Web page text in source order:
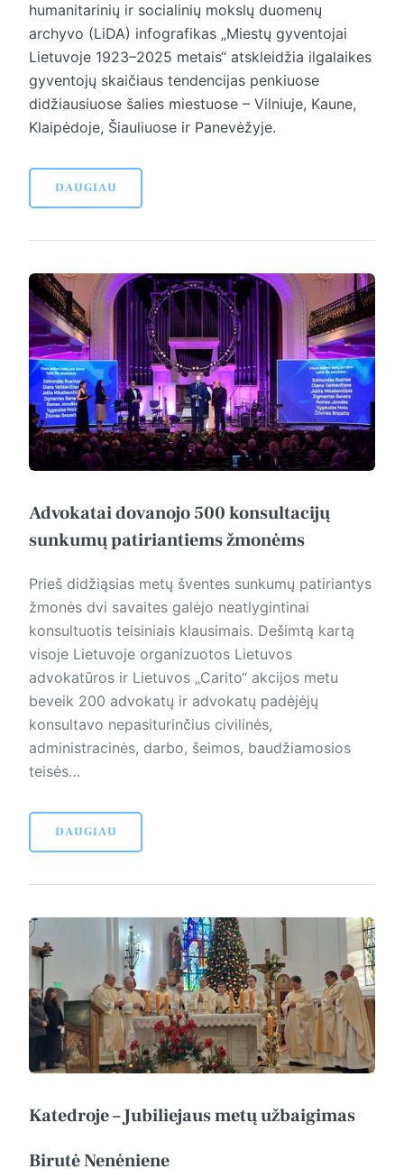
humanitarinių ir socialinių mokslų duomenų
archyvo (LiDA) infografikas „Miestų gyventojai
Lietuvoje 1923–2025 metais“ atskleidžia ilgalaikes
gyventojų skaičiaus tendencijas penkiuose
didžiausiuose šalies miestuose – Vilniuje, Kaune,
Klaipėdoje, Šiauliuose ir Panevėžyje.
DAUGIAU
Advokatai dovanojo 500 konsultacijų
sunkumų patiriantiems žmonėms
Prieš didžiąsias metų šventes sunkumų patiriantys
žmonės dvi savaites galėjo neatlygintinai
konsultuotis teisiniais klausimais. Dešimtą kartą
visoje Lietuvoje organizuotos Lietuvos
advokatūros ir Lietuvos „Carito“ akcijos metu
beveik 200 advokatų ir advokatų padėjėjų
konsultavo nepasiturinčius civilinės,
administracinės, darbo, šeimos, baudžiamosios
teisės…
DAUGIAU
Katedroje – Jubiliejaus metų užbaigimas
Birutė Nenėniene